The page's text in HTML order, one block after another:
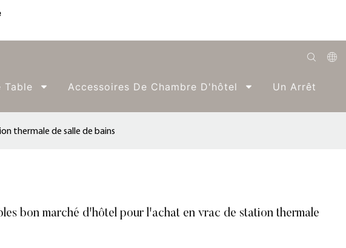
Français
Table Accessoires De Chambre D'hôtel Un Arrêt
thermale de salle de bains
bon marché d'hôtel pour l'achat en vrac de station thermale